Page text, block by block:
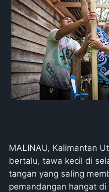
MALINAU, Kalimantan
bertalu, tawa kecil di
tangan yang saling
pemandangan hangat